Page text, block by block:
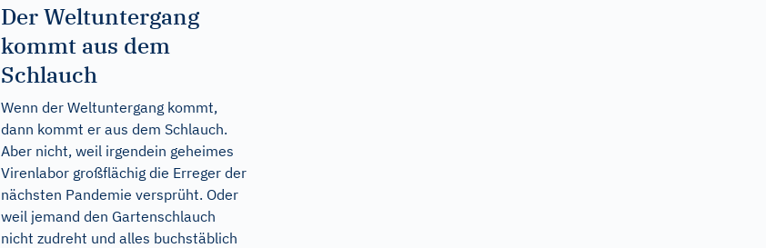
Der Weltuntergang
kommt aus dem
Schlauch
Wenn der Weltuntergang kommt,
dann kommt er aus dem Schlauch.
Aber nicht, weil irgendein geheimes
Virenlabor großflächig die Erreger der
nächsten Pandemie versprüht. Oder
weil jemand den Gartenschlauch
nicht zudreht und alles buchstäblich